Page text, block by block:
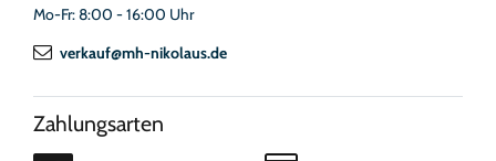
Mo-Fr: 8:00 - 16:00 Uhr
verkauf@mh-nikolaus.de
Zahlungsarten